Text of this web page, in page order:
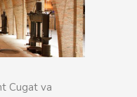
Cugat va